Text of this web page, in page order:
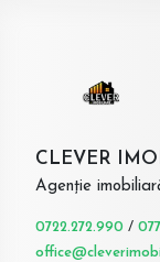
CLEVER
Agenție
0722.272.990 /